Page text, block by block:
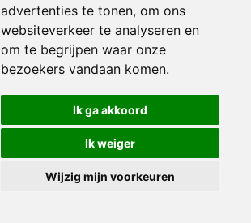
advertenties te tonen, om ons
websiteverkeer te analyseren en
om te begrijpen waar onze
bezoekers vandaan komen.
Ik ga akkoord
Ik weiger
Wijzig mijn voorkeuren